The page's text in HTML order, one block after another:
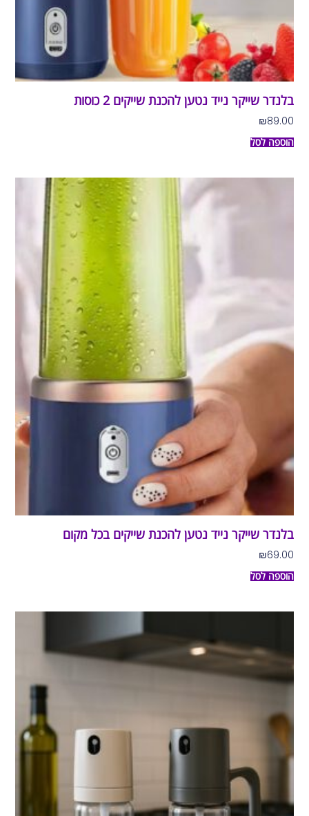
בלנדר שייקר נייד נטען להכנת שייקים 2 כוסות
₪89.00
הוספה לסל
בלנדר שייקר נייד נטען להכנת שייקים בכל מקום
₪69.00
הוספה לסל